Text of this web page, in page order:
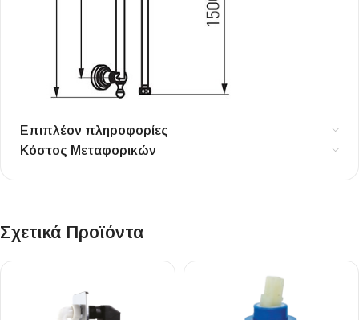
Επιπλέον πληροφορίες
Κόστος Μεταφορικών
Σχετικά Προϊόντα